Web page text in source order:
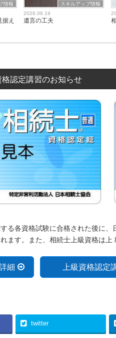
情報
え
スキルアップ情報
2026.06.19
遺言の工夫
認定講習のお知らせ
る各資格試験に合格された後に
ます。また、相続士上級資格は上
細 上級資格認定
twitter